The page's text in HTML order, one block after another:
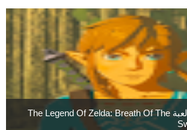
تعرف علي حجم لعبة The Legend Of Zelda: Breath Of The